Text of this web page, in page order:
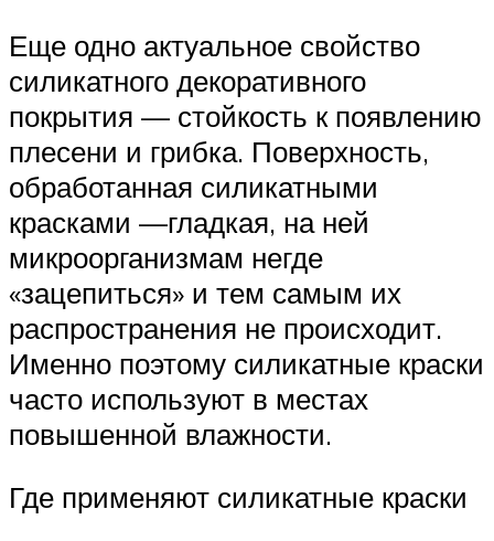
Еще одно актуальное свойство
силикатного декоративного
покрытия — стойкость к появлению
плесени и грибка. Поверхность,
обработанная силикатными
красками —гладкая, на ней
микроорганизмам негде
«зацепиться» и тем самым их
распространения не происходит.
Именно поэтому силикатные краски
часто используют в местах
повышенной влажности.
Где применяют силикатные краски